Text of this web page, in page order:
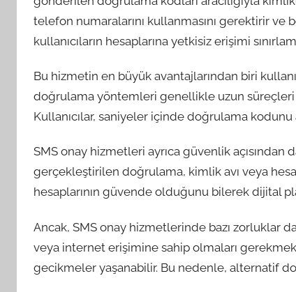
telefon numaralarını kullanmasını gerektirir ve
kullanıcıların hesaplarına yetkisiz erişimi
Bu hizmetin en büyük avantajlarından biri
doğrulama yöntemleri genellikle uzun süreçleri
Kullanıcılar, saniyeler içinde doğrulama
SMS onay hizmetleri ayrıca güvenlik
gerçekleştirilen doğrulama, kimlik avı veya
hesaplarının güvende olduğunu bilerek dijital
Ancak, SMS onay hizmetlerinde bazı zorluklar
veya internet erişimine sahip olmaları
gecikmeler yaşanabilir. Bu nedenle, alternatif